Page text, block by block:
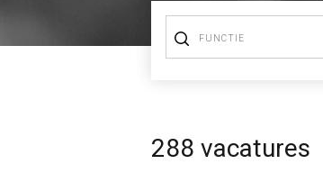
288 vacatures